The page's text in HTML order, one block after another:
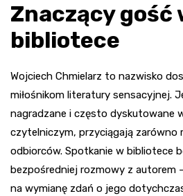
Znaczący gość
bibliotece
Wojciech Chmielarz to nazwisko
miłośnikom literatury sensacyjnej.
nagradzane i często dyskutowane
czytelniczym, przyciągają zarówno
odbiorców. Spotkanie w bibliotece
bezpośredniej rozmowy z autorem
na wymianę zdań o jego